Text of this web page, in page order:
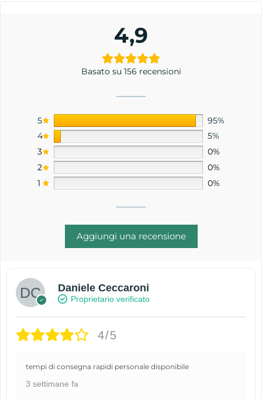
4,9
Basato su 156 recensioni
5
95%
4
5%
3
0%
2
0%
1
0%
Aggiungi una recensione
Daniele Ceccaroni
Proprietario verificato
4/5
tempi di consegna rapidi personale disponibile
3 settimane fa